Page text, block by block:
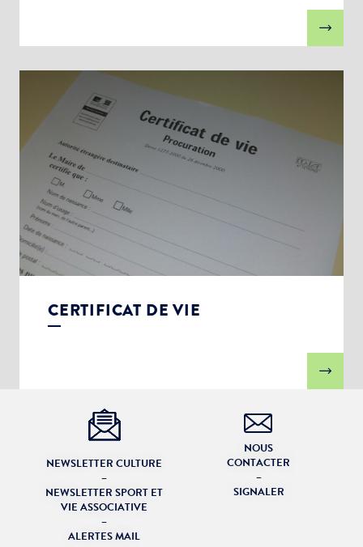
CERTIFICAT DE VIE
NEWSLETTER CULTURE
–
NEWSLETTER SPORT ET
VIE ASSOCIATIVE
–
ALERTES MAIL
NOUS
CONTACTER
–
SIGNALER